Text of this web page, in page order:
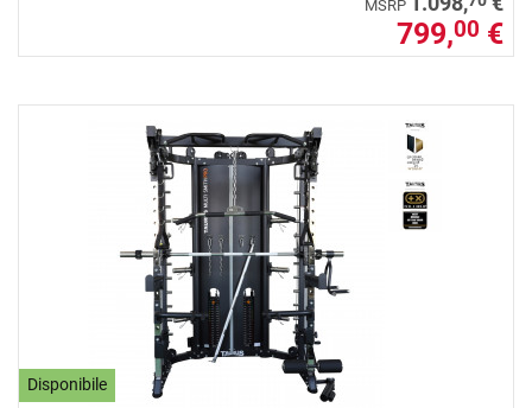
MSRP
799,00 €
Disponibile